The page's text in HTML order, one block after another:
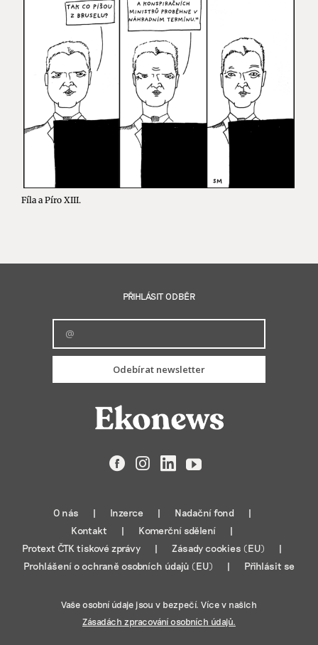
Fíla a Píro XIII.
PŘIHLÁSIT ODBĚR
Odebírat newsletter
FacebookInstagramLinkedIn
YouTube
O nás Inzerce
Nadační fond
Kontakt
Komerční sdělení
Protext ČTK tiskové zprávy
Zásady cookies (EU)
Prohlášení o ochraně osobních údajů (EU)
Přihlásit se
Vaše osobní údaje jsou v bezpečí. Více v našich
Zásadách zpracování osobních údajů.